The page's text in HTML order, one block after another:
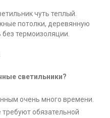
чуть теплый.
потолки, деревянную
термоизоляции.
светильники?
очень много времени.
обязательной